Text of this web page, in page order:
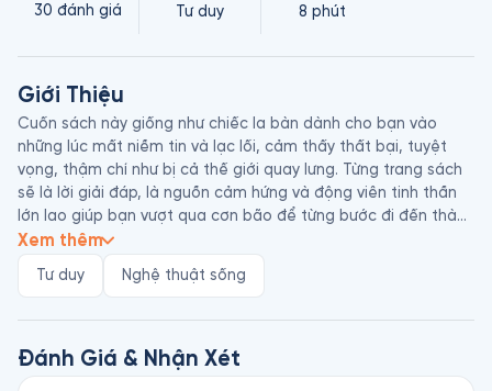
30 đánh giá Tư duy 8 phút
Giới Thiệu
Cuốn sách này giống như chiếc la bàn dành cho bạn vào
những lúc mất niềm tin và lạc lối, cảm thấy thất bại, tuyệt
vọng, thậm chí như bị cả thế giới quay lưng. Từng trang sách
sẽ là lời giải đáp, là nguồn cảm hứng và động viên tinh thần
lớn lao giúp bạn vượt qua cơn bão để từng bước đi đến thành
công.
Keith D. Harrell (1956 - 2010) là một trong những diễn giả xuất
trọn đời dành cho những thuyết trình gia xuất sắc nhất của
nước Mỹ. Ông được hàng triệu người trên toàn thế giới yêu
Xem thêm
Tư duy Nghệ thuật sống
Đánh Giá & Nhận Xét